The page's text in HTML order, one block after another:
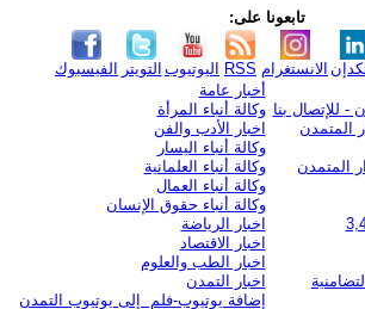
تابعونا على:
الفيسبوك التويتر اليوتيوب RSS الانستغرام
- للإتصال بنا
المتمدن
المتمدن
أخبار عامة
وكالة أنباء المرأة
اخبار الأدب والفن
وكالة أنباء اليسار
وكالة أنباء العلمانية
وكالة أنباء العمال
وكالة أنباء حقوق الإنسان
اخبار الرياضة
اخبار الاقتصاد
اخبار الطب والعلوم
اخبار التمدن
إضافة يوتيوب-فلم إلى يوتيوب التمدن